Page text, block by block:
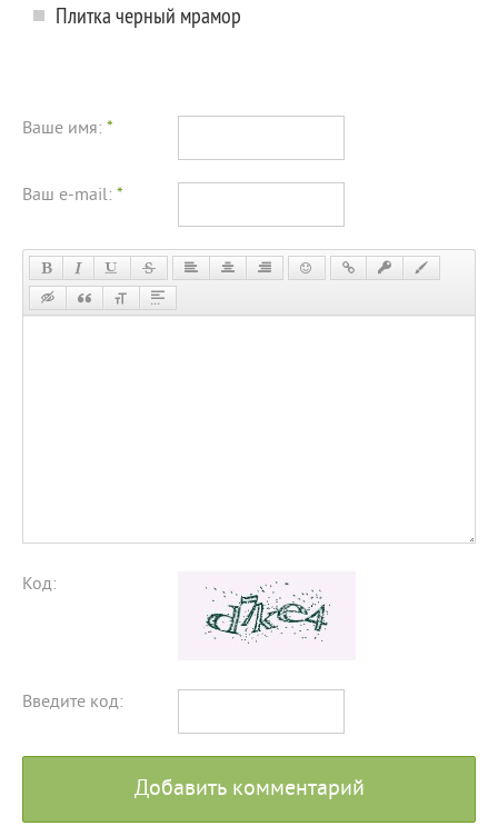
Плитка черный мрамор
Ваше имя: *
Ваш e-mail: *
Код:
Введите код:
Добавить комментарий